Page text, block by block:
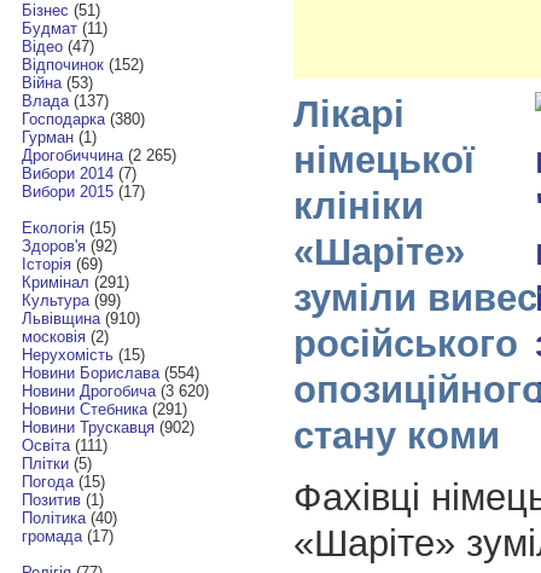
Бізнес (51)
Будмат(11)
Відео(47)
Відпочинок(152)
Війна(53)
Влада(137)
Господарка(380)
Гурман(1)
Дрогобиччина(2 265)
Вибори 2014(7)
Вибори 2015(17)
Екологія(15)
Здоров'я(92)
Історія(69)
Кримінал (291)
Культура(99)
Львівщина(910)
московія(2)
Нерухомість(15)
Новини Борислава(554)
Новини Дрогобича(3 620)
Новини Стебника(291)
Новини Трускавця(902)
Освіта(111)
Плітки(5)
Погода(15)
Позитив(1)
Політика(40)
громада(17)
Лікарі
німецької
клініки
«Шаріте»
зуміли
російського
стану коми
Фахівці
«Шаріте»